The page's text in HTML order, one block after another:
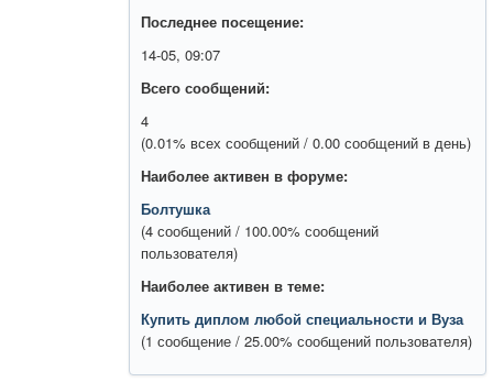
Последнее посещение:
14-05, 09:07
Всего сообщений:
4
(0.01% всех сообщений / 0.00 сообщений в день)
Наиболее активен в форуме:
Болтушка
(4 сообщений / 100.00% сообщений
пользователя)
Наиболее активен в теме:
Купить диплом любой специальности и Вуза
(1 сообщение / 25.00% сообщений пользователя)